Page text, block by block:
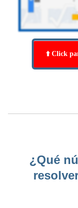
⬆️ Click
¿Qué